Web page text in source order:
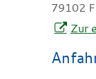
79102
Zur